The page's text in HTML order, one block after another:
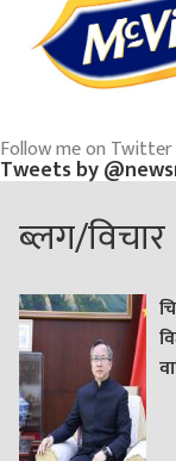
Follow me on Twitter
Tweets by
ब्लग/विचार